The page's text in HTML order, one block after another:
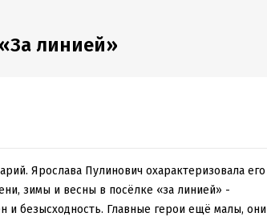
линией»
Ярослава Пулинович охарактеризовала его
зимы и весны в посёлке «за линией» -
и безысходность. Главные герои ещё малы, они